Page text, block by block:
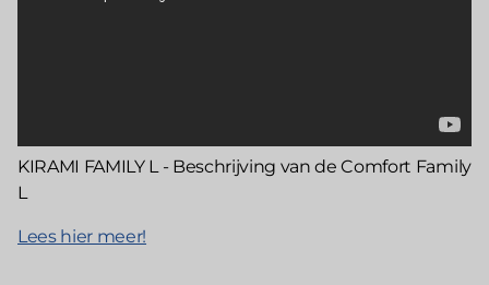
KIRAMI FAMILY L - Beschrijving van de Comfort Family
L
Lees hier meer!